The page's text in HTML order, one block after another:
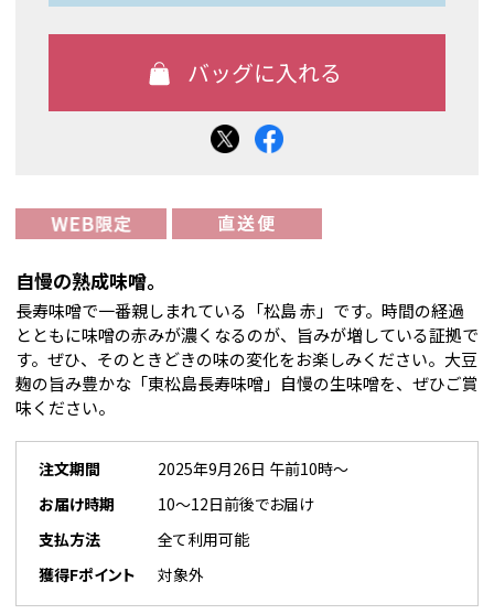
自慢の熟成味噌。
長寿味噌で一番親しまれている「松島 赤」です。時間の経過
とともに味噌の赤みが濃くなるのが、旨みが増している証拠で
す。ぜひ、そのときどきの味の変化をお楽しみください。大豆
麹の旨み豊かな「東松島長寿味噌」自慢の生味噌を、ぜひご賞
味ください。
注文期間
2025年9月26日 午前10時～
お届け時期
10～12日前後でお届け
支払方法
全て利用可能
獲得Fポイント
対象外